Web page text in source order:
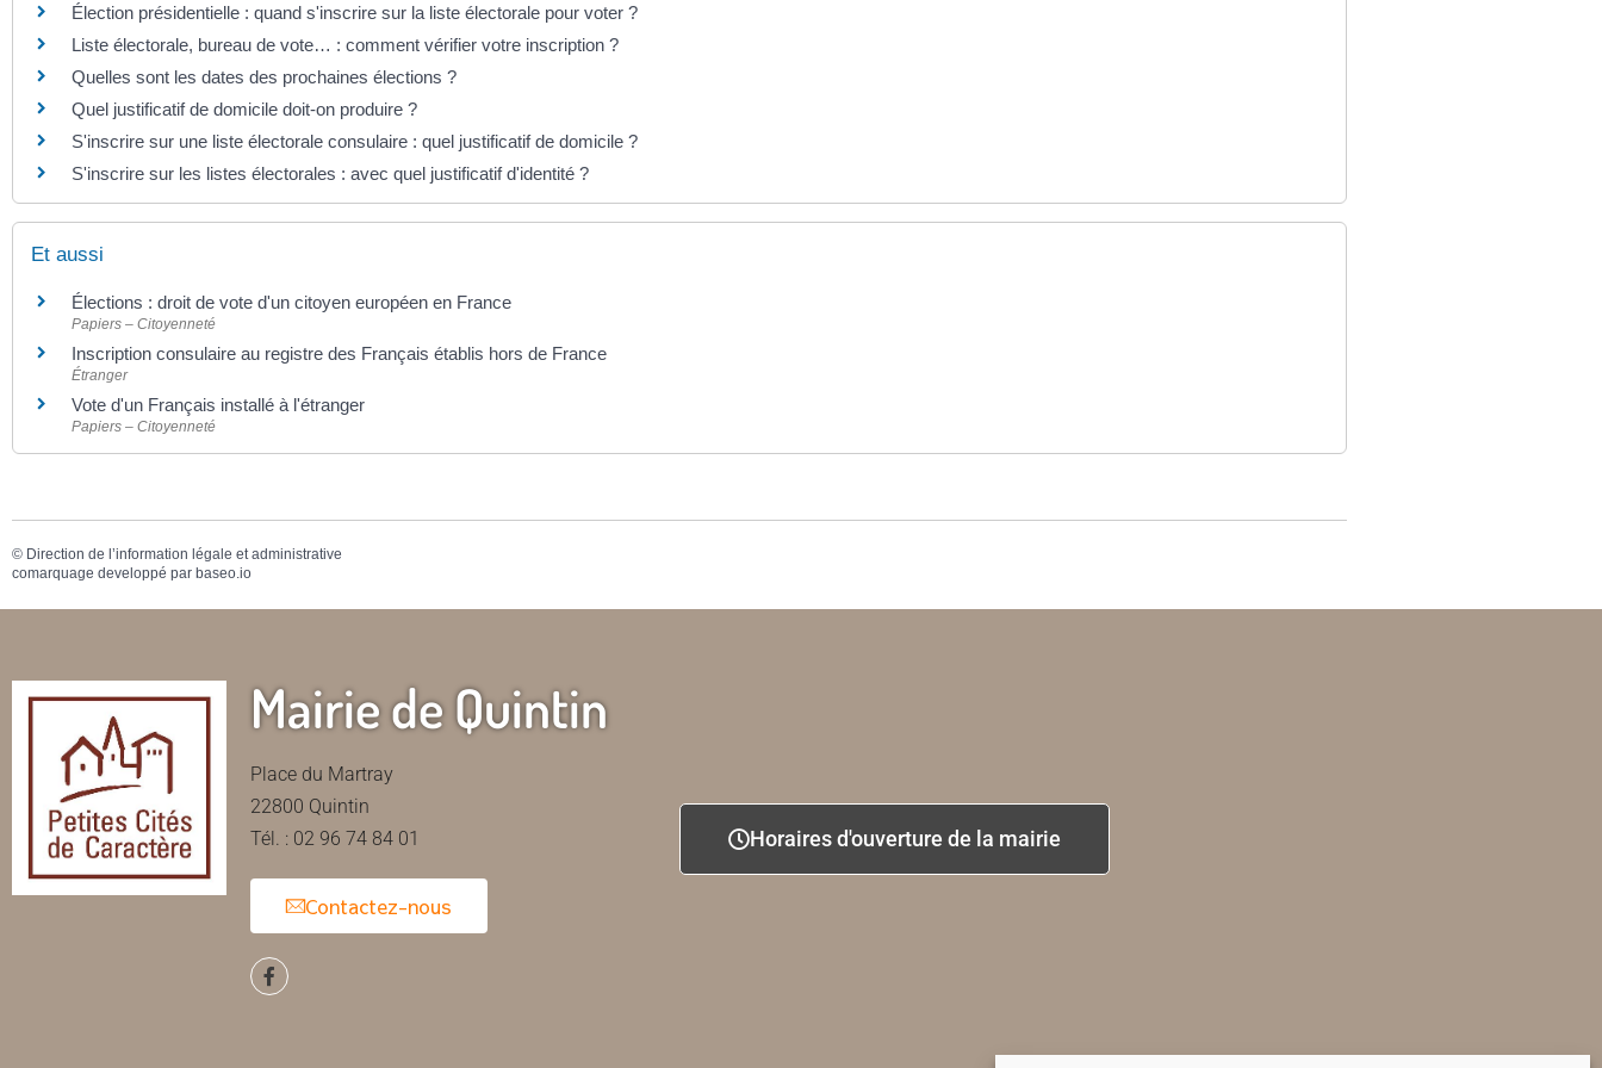
Élection présidentielle : quand s'inscrire sur la liste électorale pour voter ?
Liste électorale, bureau de vote… : comment vérifier votre inscription ?
Quelles sont les dates des prochaines élections ?
Quel justificatif de domicile doit-on produire ?
S'inscrire sur une liste électorale consulaire : quel justificatif de domicile ?
S'inscrire sur les listes électorales : avec quel justificatif d'identité ?
Et aussi
Élections : droit de vote d'un citoyen européen en France
Papiers – Citoyenneté
Inscription consulaire au registre des Français établis hors de France
Étranger
Vote d'un Français installé à l'étranger
Papiers – Citoyenneté
© Direction de l’information légale et administrative
comarquage developpé par baseo.io
Mairie de Quintin
Place du Martray
22800 Quintin
Tél. : 02 96 74 84 01
Contactez-nous
Horaires d'ouverture de la mairie